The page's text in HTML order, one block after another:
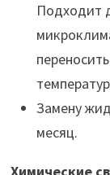
Подходит
Замену
месяц.